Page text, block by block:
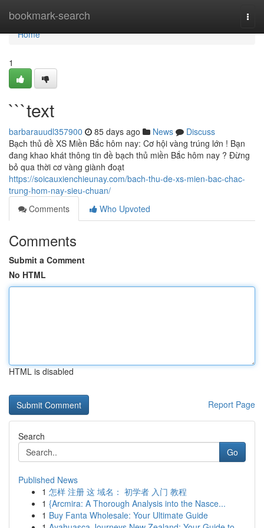
bookmark-search
Home
Home
1
```text
barbarauudl357900 85 days ago News
Discuss
Bạch thủ đề XS Miền Bắc hôm nay: Cơ hội vàng trúng lớn ! Bạn
đang khao khát thông tin đề bạch thủ miền Bắc hôm nay ? Đừng
bỏ qua thời cơ vàng giành đoạt
https://soicauxienchieunay.com/bach-thu-de-xs-mien-bac-chac-
trung-hom-nay-sieu-chuan/
Comments
Who Upvoted
Comments
Submit a Comment
No HTML
HTML is disabled
Report Page
Search
Go
Published News
1 怎样 注册 这 域名： 初学者 入门 教程
1 {Arcmira: A Thorough Analysis into the Nasce...
1 Buy Fanta Wholesale: Your Ultimate Guide